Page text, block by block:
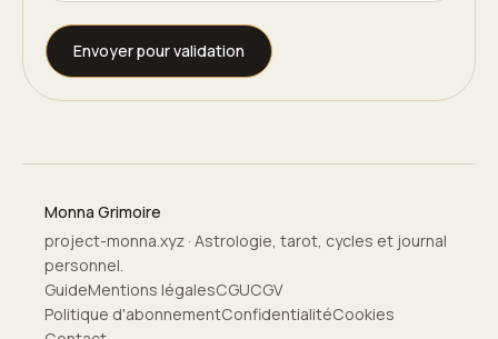
Envoyer pour validation
Monna Grimoire
project-monna.xyz · Astrologie, tarot, cycles et journal
personnel.
GuideMentions légalesCGUCGV
Politique d'abonnementConfidentialitéCookies